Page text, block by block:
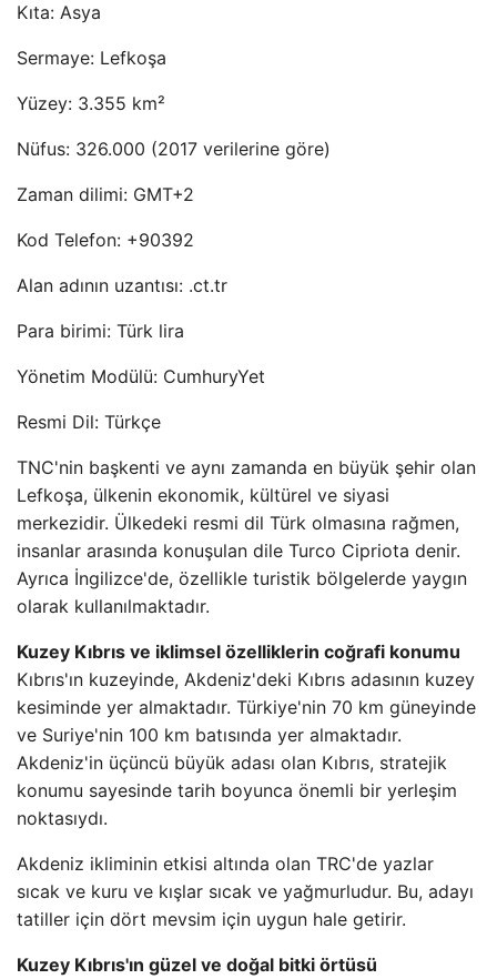
Kıta: Asya
Sermaye: Lefkoşa
Yüzey: 3.355 km²
Nüfus: 326.000 (2017 verilerine göre)
Zaman dilimi: GMT+2
Kod Telefon: +90392
Alan adının uzantısı: .ct.tr
Para birimi: Türk lira
Yönetim Modülü: CumhuryYet
Resmi Dil: Türkçe
TNC'nin başkenti ve aynı zamanda en büyük şehir olan
Lefkoşa, ülkenin ekonomik, kültürel ve siyasi
merkezidir. Ülkedeki resmi dil Türk olmasına rağmen,
insanlar arasında konuşulan dile Turco Cipriota denir.
Ayrıca İngilizce'de, özellikle turistik bölgelerde yaygın
olarak kullanılmaktadır.
Kuzey Kıbrıs ve iklimsel özelliklerin coğrafi konumu
Kıbrıs'ın kuzeyinde, Akdeniz'deki Kıbrıs adasının kuzey
kesiminde yer almaktadır. Türkiye'nin 70 km güneyinde
ve Suriye'nin 100 km batısında yer almaktadır.
Akdeniz'in üçüncü büyük adası olan Kıbrıs, stratejik
konumu sayesinde tarih boyunca önemli bir yerleşim
noktasıydı.
Akdeniz ikliminin etkisi altında olan TRC'de yazlar
sıcak ve kuru ve kışlar sıcak ve yağmurludur. Bu, adayı
tatiller için dört mevsim için uygun hale getirir.
Kuzey Kıbrıs'ın güzel ve doğal bitki örtüsü